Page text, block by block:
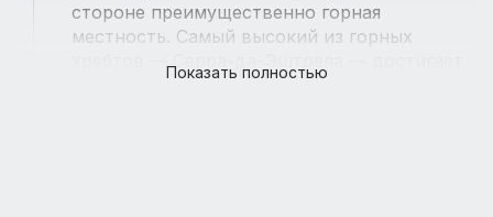
стороне преимущественно горная
местность. Самый высокий из горных
хребтов — Серра-да-Эштрела — достигает
в высоту почти 2 тыс. м. На юге уже больше
Показать полностью